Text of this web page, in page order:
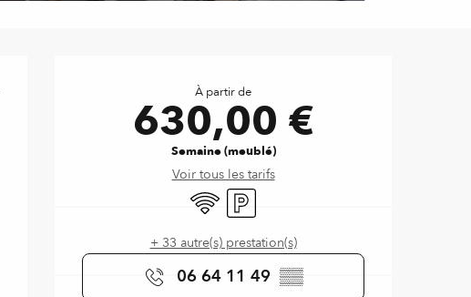
Ouverture et coordonnées
À partir de
630,00 €
Semaine (meublé)
Voir tous les tarifs
WiFi Parking
+ 33 autre(s) prestation(s)
06 64 11 49 ▒▒